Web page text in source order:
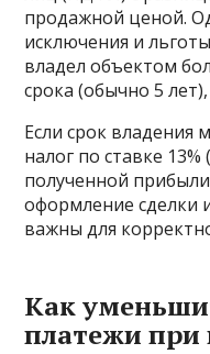
продажной ценой.
исключения и
владел объектом
срока (обычно 5
Если срок владения
налог по ставке
полученной
оформление сделки
важны для
Как
платежи при